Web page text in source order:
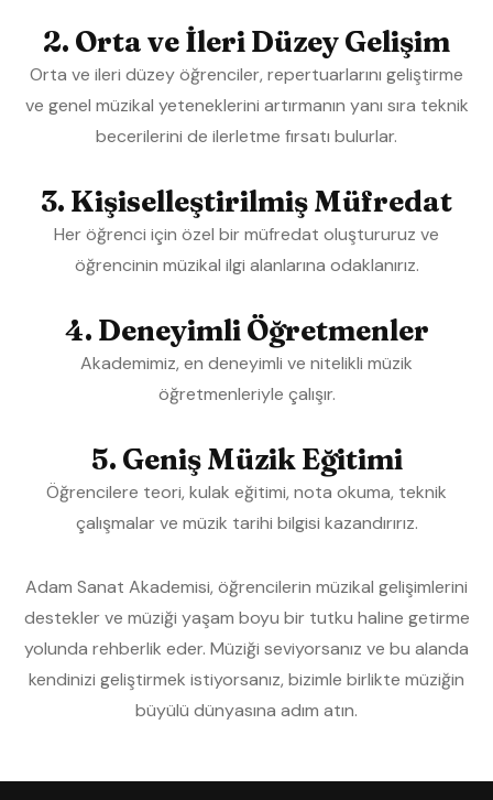
2. Orta ve İleri Düzey Gelişim
Orta ve ileri düzey öğrenciler, repertuarlarını geliştirme
ve genel müzikal yeteneklerini artırmanın yanı sıra teknik
becerilerini de ilerletme fırsatı bulurlar.
3. Kişiselleştirilmiş Müfredat
Her öğrenci için özel bir müfredat oluştururuz ve
öğrencinin müzikal ilgi alanlarına odaklanırız.
4. Deneyimli Öğretmenler
Akademimiz, en deneyimli ve nitelikli müzik
öğretmenleriyle çalışır.
5. Geniş Müzik Eğitimi
Öğrencilere teori, kulak eğitimi, nota okuma, teknik
çalışmalar ve müzik tarihi bilgisi kazandırırız.
Adam Sanat Akademisi, öğrencilerin müzikal gelişimlerini
destekler ve müziği yaşam boyu bir tutku haline getirme
yolunda rehberlik eder. Müziği seviyorsanız ve bu alanda
kendinizi geliştirmek istiyorsanız, bizimle birlikte müziğin
büyülü dünyasına adım atın.